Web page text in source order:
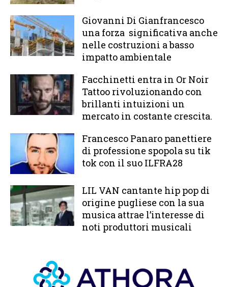
Giovanni Di Gianfrancesco
una forza significativa anche
nelle costruzioni a basso
impatto ambientale
Facchinetti entra in Or Noir
Tattoo rivoluzionando con
brillanti intuizioni un
mercato in costante crescita.
Francesco Panaro panettiere
di professione spopola su tik
tok con il suo ILFRA28
LIL VAN cantante hip pop di
origine pugliese con la sua
musica attrae l’interesse di
noti produttori musicali